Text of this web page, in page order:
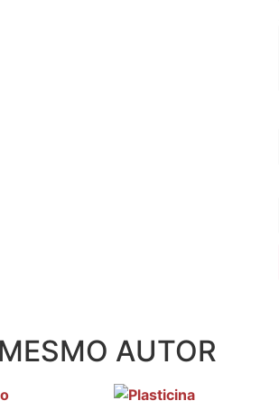
AUTOR